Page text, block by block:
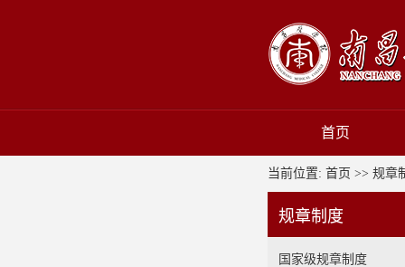
首页
当前位置: 首页 >> 规章
规章制度
国家级规章制度